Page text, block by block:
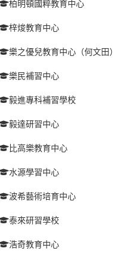
柏明頓國粹教育中心
梓焌教育中心
樂之優兒教育中心（何文田）
樂民補習中心
毅進專科補習學校
毅達研習中心
比高樂教育中心
水源學習中心
波希藝術培育中心
泰來研習學校
浩奇教育中心